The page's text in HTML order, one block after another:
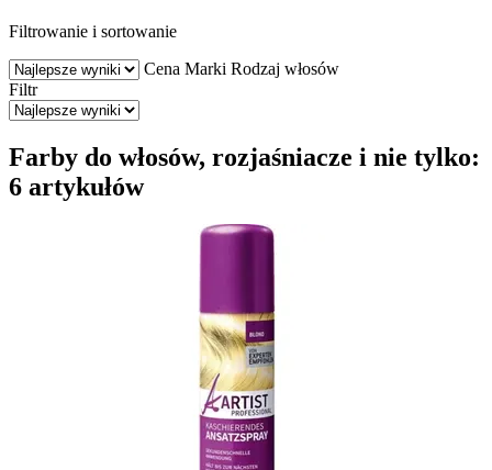
Filtrowanie i sortowanie
Cena Marki Rodzaj włosów
Filtr
Farby do włosów, rozjaśniacze i nie tylko:
6 artykułów